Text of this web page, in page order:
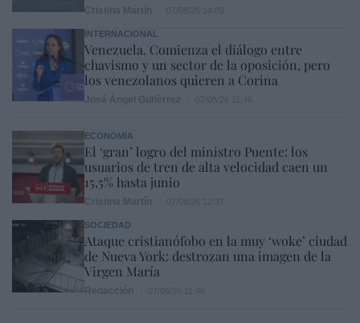
INTERNACIONAL
Venezuela. Comienza el diálogo entre
chavismo y un sector de la oposición, pero
los venezolanos quieren a Corina
ECONOMÍA
El ‘gran’ logro del ministro Puente: los
usuarios de tren de alta velocidad caen un
15,5% hasta junio
SOCIEDAD
Ataque cristianófobo en la muy ‘woke’ ciudad
de Nueva York: destrozan una imagen de la
Virgen María